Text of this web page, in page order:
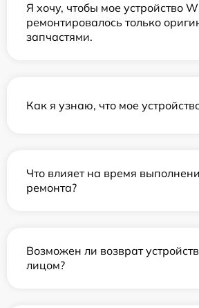
Я хочу, чтобы мое устройство
ремонтировалось только
запчастями.
Как я узнаю, что мое
Что влияет на время
ремонта?
Возможен ли возврат
лицом?